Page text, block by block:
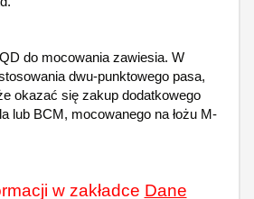
do mocowania zawiesia. W
dwu-punktowego pasa,
okazać się zakup dodatkowego
lub BCM, mocowanego na łożu M-
w zakładce Dane